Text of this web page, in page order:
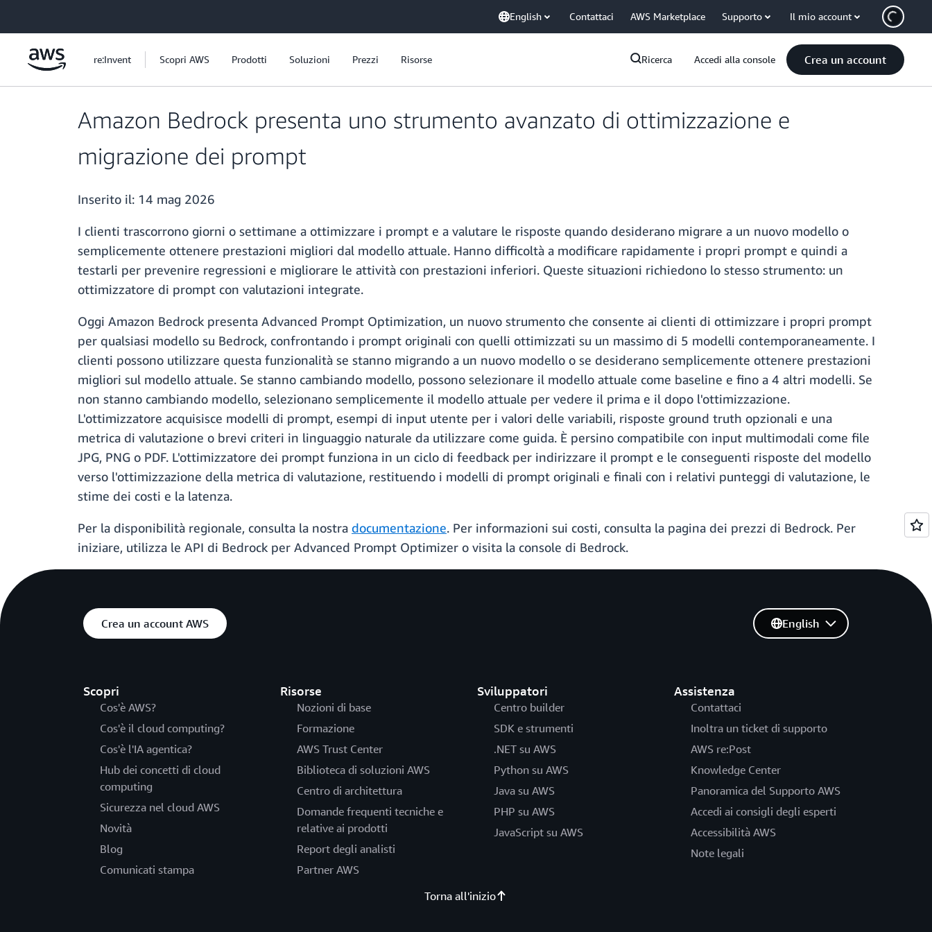
English Contattaci AWS Marketplace Supporto Il mio account
re:Invent Scopri AWS Prodotti Soluzioni Prezzi Risorse Ricerca Accedi alla console Crea un account
Amazon Bedrock presenta uno strumento avanzato di ottimizzazione e
migrazione dei prompt
Inserito il: 14 mag 2026
I clienti trascorrono giorni o settimane a ottimizzare i prompt e a valutare le risposte quando desiderano migrare a un nuovo modello o
semplicemente ottenere prestazioni migliori dal modello attuale. Hanno difficoltà a modificare rapidamente i propri prompt e quindi a
testarli per prevenire regressioni e migliorare le attività con prestazioni inferiori. Queste situazioni richiedono lo stesso strumento: un
ottimizzatore di prompt con valutazioni integrate.
Oggi Amazon Bedrock presenta Advanced Prompt Optimization, un nuovo strumento che consente ai clienti di ottimizzare i propri prompt
per qualsiasi modello su Bedrock, confrontando i prompt originali con quelli ottimizzati su un massimo di 5 modelli contemporaneamente. I
clienti possono utilizzare questa funzionalità se stanno migrando a un nuovo modello o se desiderano semplicemente ottenere prestazioni
migliori sul modello attuale. Se stanno cambiando modello, possono selezionare il modello attuale come baseline e fino a 4 altri modelli. Se
non stanno cambiando modello, selezionano semplicemente il modello attuale per vedere il prima e il dopo l'ottimizzazione.
L'ottimizzatore acquisisce modelli di prompt, esempi di input utente per i valori delle variabili, risposte ground truth opzionali e una
metrica di valutazione o brevi criteri in linguaggio naturale da utilizzare come guida. È persino compatibile con input multimodali come file
JPG, PNG o PDF. L'ottimizzatore dei prompt funziona in un ciclo di feedback per indirizzare il prompt e le conseguenti risposte del modello
verso l'ottimizzazione della metrica di valutazione, restituendo i modelli di prompt originali e finali con i relativi punteggi di valutazione, le
stime dei costi e la latenza.
Per la disponibilità regionale, consulta la nostra documentazione. Per informazioni sui costi, consulta la pagina dei prezzi di Bedrock. Per
iniziare, utilizza le API di Bedrock per Advanced Prompt Optimizer o visita la console di Bedrock.
Crea un account AWS
Scopri
Cos'è AWS?
Cos'è il cloud computing?
Cos'è l'IA agentica?
Hub dei concetti di cloud
computing
Sicurezza nel cloud AWS
Novità
Blog
Comunicati stampa
Risorse
Nozioni di base
Formazione
AWS Trust Center
Biblioteca di soluzioni AWS
Centro di architettura
Domande frequenti tecniche e
relative ai prodotti
Report degli analisti
Partner AWS
Sviluppatori
Centro builder
SDK e strumenti
.NET su AWS
Python su AWS
Java su AWS
PHP su AWS
JavaScript su AWS
Assistenza
Contattaci
Inoltra un ticket di supporto
AWS re:Post
Knowledge Center
Panoramica del Supporto AWS
Accedi ai consigli degli esperti
Accessibilità AWS
Note legali
English
Torna all'inizio